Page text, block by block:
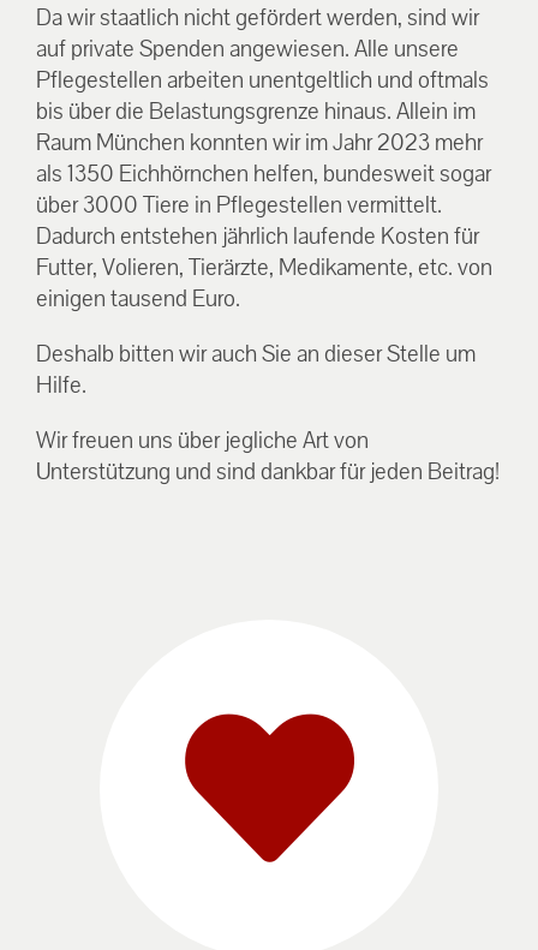
Da wir staatlich nicht gefördert werden, sind wir
auf private Spenden angewiesen. Alle unsere
Pflegestellen arbeiten unentgeltlich und oftmals
bis über die Belastungsgrenze hinaus. Allein im
Raum München konnten wir im Jahr 2023 mehr
als 1350 Eichhörnchen helfen, bundesweit sogar
über 3000 Tiere in Pflegestellen vermittelt.
Dadurch entstehen jährlich laufende Kosten für
Futter, Volieren, Tierärzte, Medikamente, etc. von
einigen tausend Euro.
Deshalb bitten wir auch Sie an dieser Stelle um
Hilfe.
Wir freuen uns über jegliche Art von
Unterstützung und sind dankbar für jeden Beitrag!